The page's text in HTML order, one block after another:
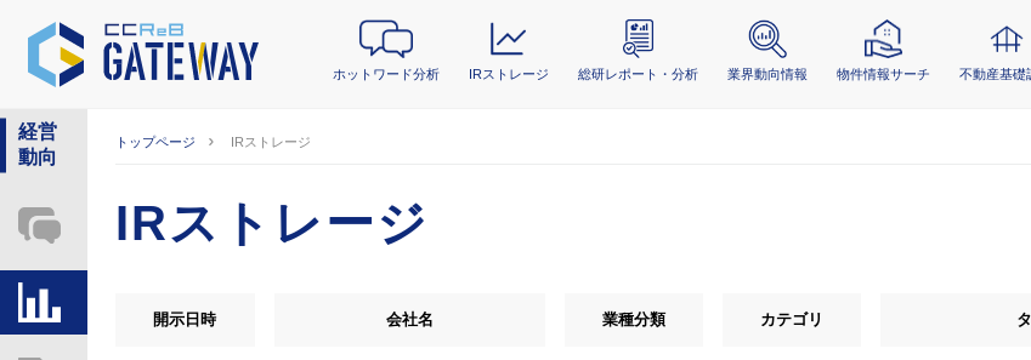
ホットワード分析 IRストレージ 総研レポート・分析 業界動向情報 物件情報サーチ 不動産基礎
経営
動向
ホットワード分析
トップページ IRストレージ
IRストレージ
開示日時 会社名 業種分類 カテゴリ